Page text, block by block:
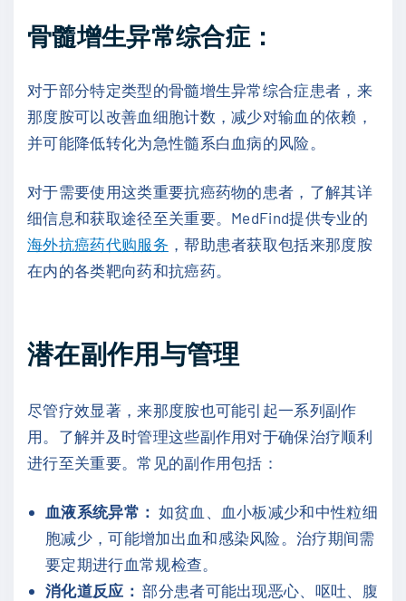
骨髓增生异常综合症：
对于部分特定类型的骨髓增生异常综合症患者，来
那度胺可以改善血细胞计数，减少对输血的依赖，
并可能降低转化为急性髓系白血病的风险。
对于需要使用这类重要抗癌药物的患者，了解其详
细信息和获取途径至关重要。MedFind提供专业的
海外抗癌药代购服务 ，帮助患者获取包括来那度胺
在内的各类靶向药和抗癌药。
潜在副作用与管理
尽管疗效显著，来那度胺也可能引起一系列副作
用。了解并及时管理这些副作用对于确保治疗顺利
进行至关重要。常见的副作用包括：
血液系统异常： 如贫血、血小板减少和中性粒细
胞减少，可能增加出血和感染风险。治疗期间需
要定期进行血常规检查。
消化道反应： 部分患者可能出现恶心、呕吐、腹